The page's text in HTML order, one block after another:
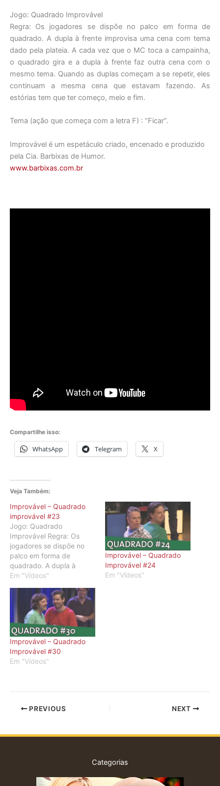
Jogo: Quadrado Improvável
Regra: Os jogadores se dispõe no palco em forma de
quadrado. A dupla à frente improvisa uma cena com tema
dado pela plateia. A cada vez que o MC toca a campainha,
o quadrado gira e a dupla à frente faz outra cena com o
mesmo tema. Quando as duplas começam a se repetir, eles
continuam a mesma cena que estavam fazendo. As
estórias tem que ter começo, meio e fim.
Tema (ação que começa com a letra F) : “Ficar”.
Improvável é um espetáculo criado, encenado e produzido
pela Cia. Barbixas de Humor.
www.barbixas.com.br
Compartilhe isso:
WhatsApp Telegram X
Veja Também:
Improvável – Quadrado
improvável #23
Jogo: Quadrado
Improvável Regra: Os
jogadores se dispõe no
palco em forma de
quadrado. A dupla à
frente improvisa uma cena
plateia. A cada vez que o
MC toca a campainha, o
quadrado gira e a dupla à
frente faz outra cena com
o mesmo tema.…
Em "Vídeos"
Improvável – Quadrado
Improvável #24
Em "Vídeos"
Improvável – Quadrado
Improvável #30
Em "Vídeos"
PREVIOUS NEXT
Categorias